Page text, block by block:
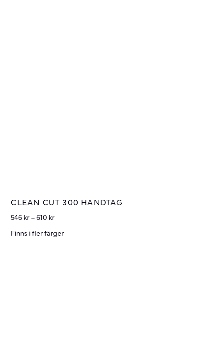
CLEAN CUT 300 HANDTAG
546 kr–610 kr
Finns i fler färger